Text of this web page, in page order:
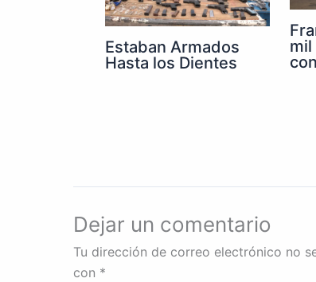
Estaban Armados
Hasta los Dientes
mil
Dejar un comentario
Tu dirección de correo electrónico no
con *